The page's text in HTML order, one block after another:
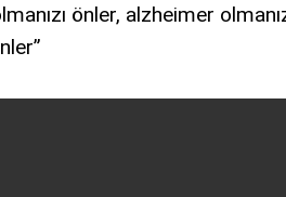
önler, alzheimer